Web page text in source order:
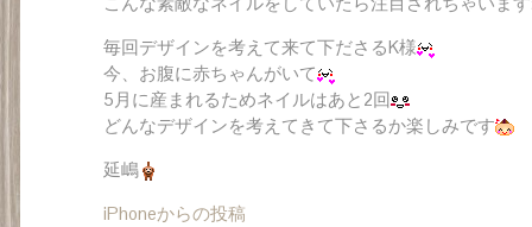
毎回デザインを考えて来て下ださるK様
今、お腹に赤ちゃんがいて
5月に産まれるためネイルはあと2回
どんなデザインを考えてきて下さるか楽しみです
延嶋
iPhoneからの投稿